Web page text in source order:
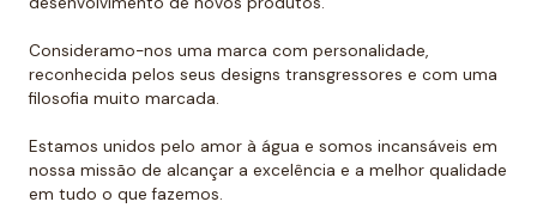
Consideramo-nos uma marca com personalidade,
reconhecida pelos seus designs transgressores e com uma
filosofia muito marcada.
Estamos unidos pelo amor à água e somos incansáveis em
nossa missão de alcançar a excelência e a melhor qualidade
em tudo o que fazemos.